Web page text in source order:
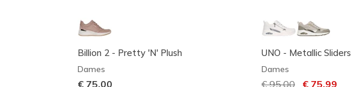
Billion 2 - Pretty 'N' Plush
Dames
€ 75,00
UNO - Metallic Sliders
Dames
Prijs verlaagd van
€ 95,00 naar
€ 75,99